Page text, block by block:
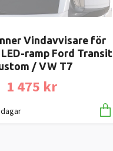
Vindavvisare för
ramp Ford Transit
/ VW T7
1 475 kr